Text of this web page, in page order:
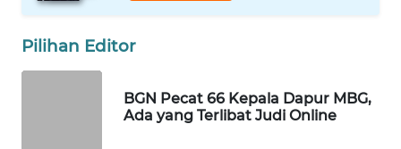
Pilihan Editor
BGN Pecat 66 Kepala Dapur MBG,
Ada yang Terlibat Judi Online
UMKM
WAHANA
SELEB